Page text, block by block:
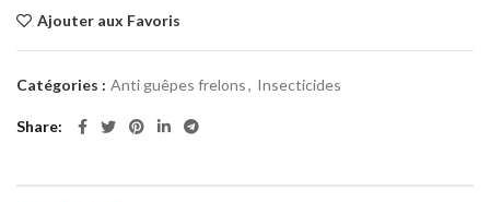
Ajouter aux Favoris
Catégories : Anti guêpes frelons, Insecticides
Share